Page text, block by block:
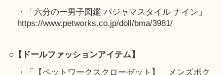
・「六分の一男子図鑑 パジャマスタイル ナイン」
https://www.petworks.co.jp/doll/bma/3981/
○【ドールファッションアイテム】
・「【ペットワークスクローゼット】 メンズボク